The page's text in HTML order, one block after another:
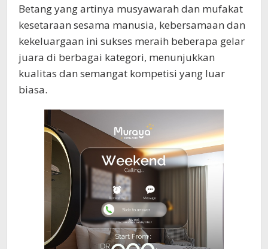
Betang yang artinya musyawarah dan mufakat
kesetaraan sesama manusia, kebersamaan dan
kekeluargaan ini sukses meraih beberapa gelar
juara di berbagai kategori, menunjukkan
kualitas dan semangat kompetisi yang luar
biasa.